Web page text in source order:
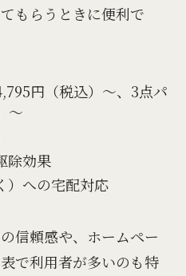
もらうときに便利で
円（税込）～、3点パ
～
除効果
）への宅配対応
信頼感や、ホームペー
で利用者が多いのも特